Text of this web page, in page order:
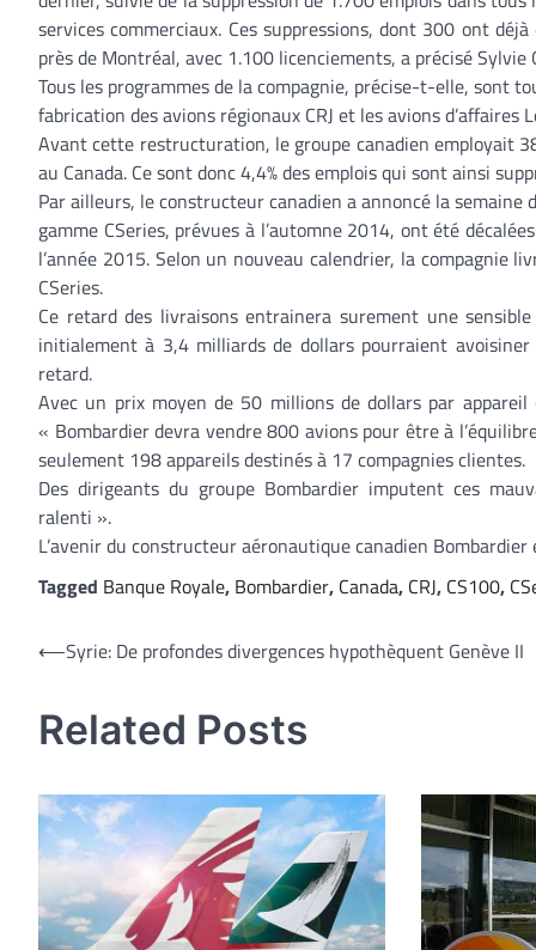
services commerciaux. Ces suppressions, dont 300 ont
près de Montréal, avec 1.100 licenciements, a précisé
Tous les programmes de la compagnie, précise-t-elle, sont
fabrication des avions régionaux CRJ et les avions d’affaires
Avant cette restructuration, le groupe canadien employait
au Canada. Ce sont donc 4,4% des emplois qui sont ainsi
Par ailleurs, le constructeur canadien a annoncé la
gamme CSeries, prévues à l’automne 2014, ont été
l’année 2015. Selon un nouveau calendrier, la compagnie
CSeries.
Ce retard des livraisons entrainera surement une
initialement à 3,4 milliards de dollars pourraient
retard.
Avec un prix moyen de 50 millions de dollars par
« Bombardier devra vendre 800 avions pour être à
seulement 198 appareils destinés à 17 compagnies clientes.
Des dirigeants du groupe Bombardier imputent ces
ralenti ».
L’avenir du constructeur aéronautique canadien
Tagged Banque Royale, Bombardier, Canada, CRJ, CS100,
Navigation
l’article
⟵Syrie: De profondes divergences hypothèquent Genève II
Related Posts